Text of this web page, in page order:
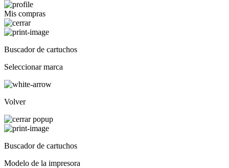
Mis compras
Buscador de cartuchos
Seleccionar marca
Volver
Buscador de cartuchos
Modelo de la impresora